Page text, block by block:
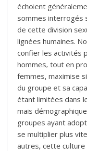
échoient
sommes interrogés
de cette division
lignées humaines.
confier les activités
hommes, tout en
femmes, maximise
du groupe et sa
étant limitées dans
mais
groupes ayant
se multiplier plus
autres, cette culture